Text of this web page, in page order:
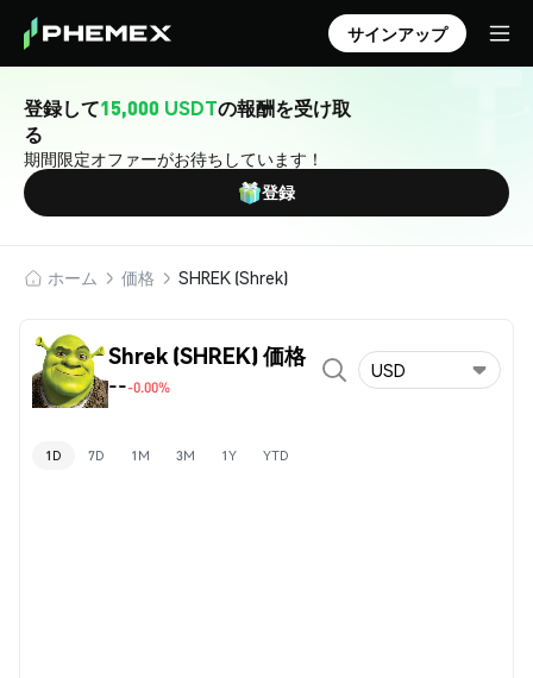
サインアップ
登録して15,000 USDTの報酬を受け取
る
期間限定オファーがお待ちしています！
登録
ホーム 価格 SHREK (Shrek)
Shrek (SHREK) 価格
---0.00%
USD
1D 7D 1M 3M 1Y YTD